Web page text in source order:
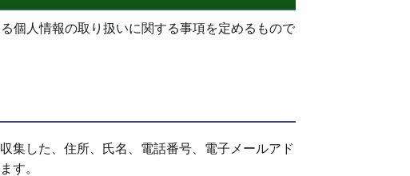
個人情報の取り扱いに関する事項を定めるもので
集した、住所、氏名、電話番号、電子メールアド
す。